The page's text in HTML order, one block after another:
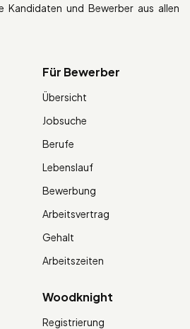
Kandidaten und Bewerber aus allen
Für Bewerber
Übersicht
Jobsuche
Berufe
Lebenslauf
Bewerbung
Arbeitsvertrag
Gehalt
Arbeitszeiten
Woodknight
Registrierung